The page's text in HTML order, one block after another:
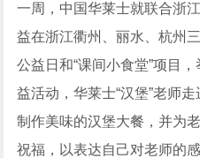
一周，中国华莱士就联合浙
益在浙江衢州、丽水、杭州
公益日和“课间小食堂”项目
益活动，华莱士“汉堡”老师
制作美味的汉堡大餐，并为
祝福，以表达自己对老师的感